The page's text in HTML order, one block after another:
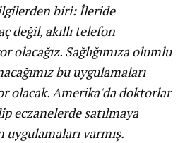
biri: İleride
değil, akıllı telefon
olacağız. Sağlığımıza olumlu
bu uygulamaları
olacak. Amerika'da doktorlar
eczanelerde satılmaya
uygulamaları varmış.